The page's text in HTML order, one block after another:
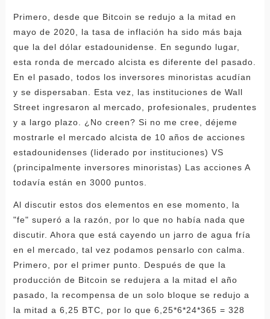
Primero, desde que Bitcoin se redujo a la mitad en
mayo de 2020, la tasa de inflación ha sido más baja
que la del dólar estadounidense. En segundo lugar,
esta ronda de mercado alcista es diferente del pasado.
En el pasado, todos los inversores minoristas acudían
y se dispersaban. Esta vez, las instituciones de Wall
Street ingresaron al mercado, profesionales, prudentes
y a largo plazo. ¿No creen? Si no me cree, déjeme
mostrarle el mercado alcista de 10 años de acciones
estadounidenses (liderado por instituciones) VS
(principalmente inversores minoristas) Las acciones A
todavía están en 3000 puntos.
Al discutir estos dos elementos en ese momento, la
"fe" superó a la razón, por lo que no había nada que
discutir. Ahora que está cayendo un jarro de agua fría
en el mercado, tal vez podamos pensarlo con calma.
Primero, por el primer punto. Después de que la
producción de Bitcoin se redujera a la mitad el año
pasado, la recompensa de un solo bloque se redujo a
la mitad a 6,25 BTC, por lo que 6,25*6*24*365 = 328